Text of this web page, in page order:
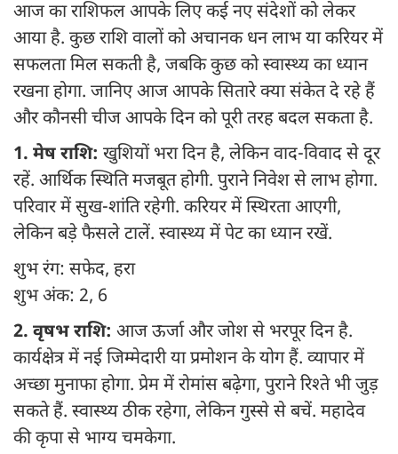
आज का राशिफल आपके लिए कई नए संदेशों को लेकर
आया है. कुछ राशि वालों को अचानक धन लाभ या करियर में
सफलता मिल सकती है, जबकि कुछ को स्वास्थ्य का ध्यान
रखना होगा. जानिए आज आपके सितारे क्या संकेत दे रहे हैं
और कौनसी चीज आपके दिन को पूरी तरह बदल सकता है.
1. मेष राशि: खुशियों भरा दिन है, लेकिन वाद-विवाद से दूर
रहें. आर्थिक स्थिति मजबूत होगी. पुराने निवेश से लाभ होगा.
परिवार में सुख-शांति रहेगी. करियर में स्थिरता आएगी,
लेकिन बड़े फैसले टालें. स्वास्थ्य में पेट का ध्यान रखें.
शुभ रंग: सफेद, हरा
शुभ अंक: 2, 6
2. वृषभ राशि: आज ऊर्जा और जोश से भरपूर दिन है.
कार्यक्षेत्र में नई जिम्मेदारी या प्रमोशन के योग हैं. व्यापार में
अच्छा मुनाफा होगा. प्रेम में रोमांस बढ़ेगा, पुराने रिश्ते भी जुड़
सकते हैं. स्वास्थ्य ठीक रहेगा, लेकिन गुस्से से बचें. महादेव
की कृपा से भाग्य चमकेगा.